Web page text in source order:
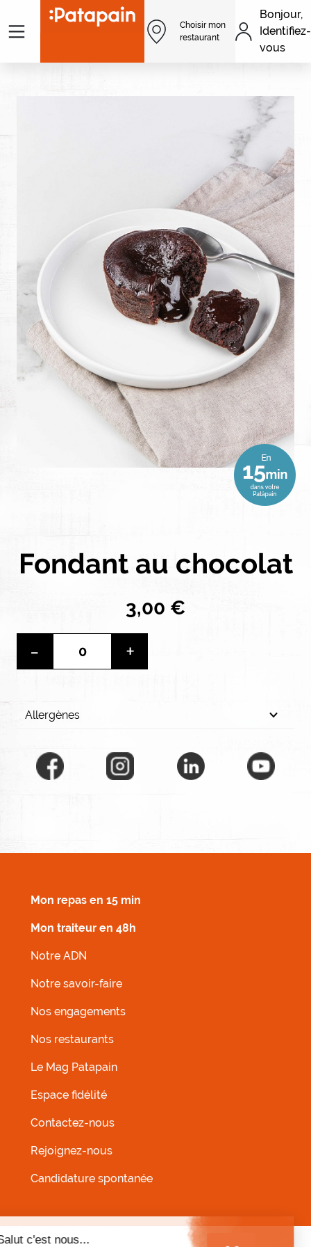
Aller au contenu principal
Menu
Choisir mon
restaurant
Bonjour,
Identifiez-
vous
Fondant au chocolat
3,00 €
- +
Allergènes
Mon repas en 15 min
Mon traiteur en 48h
Notre ADN
Notre savoir-faire
Nos engagements
Nos restaurants
Le Mag Patapain
Espace fidélité
Contactez-nous
Rejoignez-nous
Candidature spontanée